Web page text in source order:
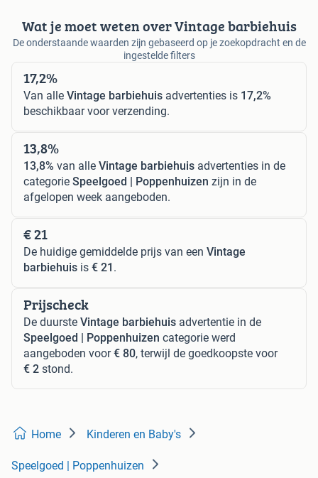
Wat je moet weten over Vintage barbiehuis
De onderstaande waarden zijn gebaseerd op je zoekopdracht en de
ingestelde filters
17,2%
Van alle Vintage barbiehuis advertenties is 17,2%
beschikbaar voor verzending.
13,8%
13,8% van alle Vintage barbiehuis advertenties in de
categorie Speelgoed | Poppenhuizen zijn in de
afgelopen week aangeboden.
€ 21
De huidige gemiddelde prijs van een Vintage
barbiehuis is € 21 .
Prijscheck
De duurste Vintage barbiehuis advertentie in de
Speelgoed | Poppenhuizen categorie werd
aangeboden voor€ 80, terwijl de goedkoopste voor
€ 2 stond.
Home Kinderen en Baby's
Speelgoed | Poppenhuizen